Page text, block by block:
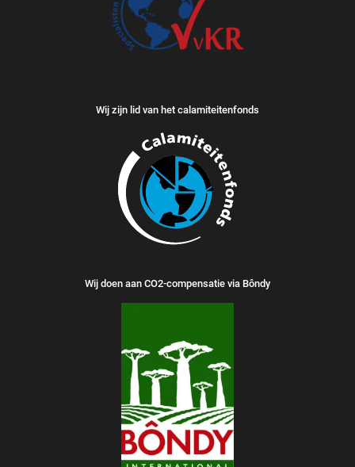
Wij zijn lid van het calamiteitenfonds
Wij doen aan CO2-compensatie via Bôndy